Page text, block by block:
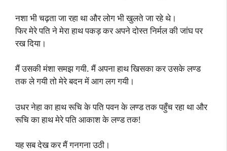
नशा भी चढ़ता जा रहा था और लोग भी खुलते जा रहे थे।
फिर मेरे पति ने मेरा हाथ पकड़ कर अपने दोस्त निर्मल की जांघ पर
रख दिया।
मैं उसकी मंशा समझ गयी. मैं अपना हाथ खिसका कर उसके लण्ड
तक ले गयी तो मेरे बदन में आग लग गयी।
उधर नेहा का हाथ रूचि के पति पवन के लण्ड तक पहुँच रहा था और
रूचि का हाथ मेरे पति आकाश के लण्ड तक!
यह सब देख कर मैं गनगना उठी।